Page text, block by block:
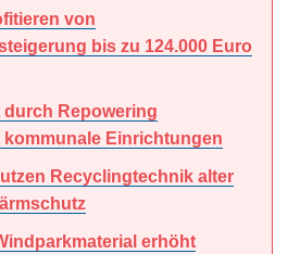
von
bis zu 124.000 Euro
durch Repowering
Einrichtungen
Recyclingtechnik alter
erhöht